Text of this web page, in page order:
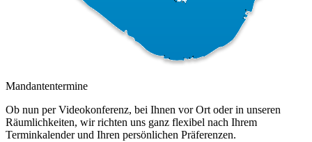
Mandantentermine
Ob nun per Videokonferenz, bei Ihnen vor Ort oder in unseren
Räumlichkeiten, wir richten uns ganz flexibel nach Ihrem
Terminkalender und Ihren persönlichen Präferenzen.